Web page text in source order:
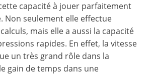
capacité à jouer parfaitement
Non seulement elle effectue
mais elle a aussi la capacité
rapides. En effet, la vitesse
un très grand rôle dans la
gain de temps dans une